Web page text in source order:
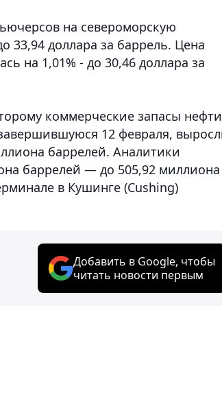
на североморскую
33,94 доллара за баррель. Цена
на 1,01% - до 30,46 доллара за
коммерческие запасы
12 февраля,
баррелей. Аналитики
баррелей — до 505,92 миллиона
в Кушинге (Cushing)
Добавить в Google, чтобы
читать новости первым